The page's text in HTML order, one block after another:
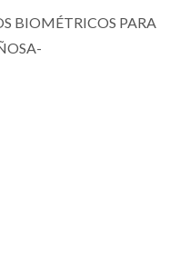
BIOMÉTRICOS PARA